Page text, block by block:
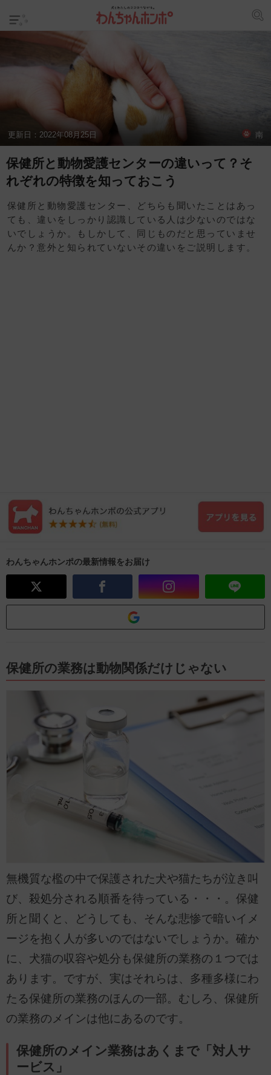
更新日： 2022年08月25日 南
保健所と動物愛護センターの違いって？そ
れぞれの特徴を知っておこう
保健所と動物愛護センター、どちらも聞いたことはあっ
ても、違いをしっかり認識している人は少ないのではな
いでしょうか。もしかして、同じものだと思っていませ
んか？意外と知られていないその違いをご説明します。
わんちゃんホンポの最新情報をお届け
保健所の業務は動物関係だけじゃない
無機質な檻の中で保護された犬や猫たちが泣き叫
び、殺処分される順番を待っている・・・。保健
所と聞くと、どうしても、そんな悲惨で暗いイメ
ージを抱く人が多いのではないでしょうか。確か
に、犬猫の収容や処分も保健所の業務の１つでは
あります。ですが、実はそれらは、多種多様にわ
たる保健所の業務のほんの一部。むしろ、保健所
の業務のメインは他にあるのです。
保健所のメイン業務はあくまで「対人サ
ービス」